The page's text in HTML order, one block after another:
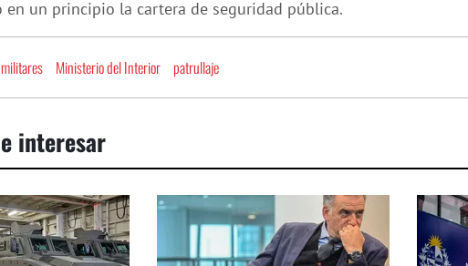
en un principio la cartera de seguridad pública.
militares Ministerio del Interior patrullaje
interesar